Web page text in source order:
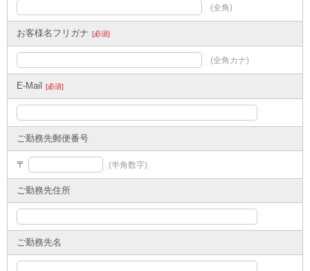
(全角)
お客様名フリガナ [必須]
(全角カナ)
E-Mail [必須]
ご勤務先郵便番号
〒 (半角数字)
ご勤務先住所
ご勤務先名